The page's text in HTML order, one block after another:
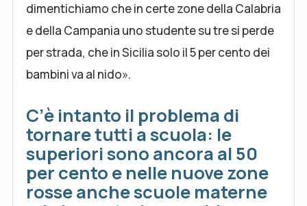
dimentichiamo che in certe zone della Calabria
e della Campania uno studente su tre si perde
per strada, che in Sicilia solo il 5 per cento dei
bambini va al nido».
C’è intanto il problema di
tornare tutti a scuola: le
superiori sono ancora al 50
per cento e nelle nuove zone
rosse anche scuole materne